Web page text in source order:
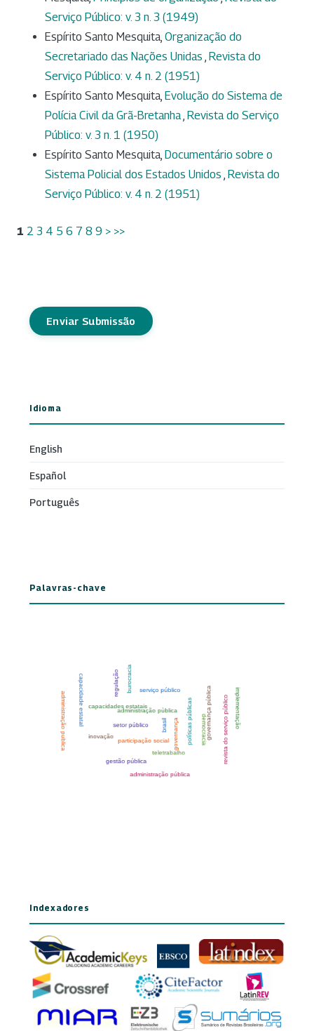
Serviço Público: v. 3 n. 3 (1949)
Espírito Santo Mesquita, Organização do
Secretariado das Nações Unidas Revista do
Serviço Público: v. 4 n. 2 (1951)
Espírito Santo Mesquita, Evolução do Sistema de
Polícia Civil da Grã-Bretanha Revista do Serviço
Público: v. 3 n. 1 (1950)
Espírito Santo Mesquita, Documentário sobre o
Sistema Policial dos Estados Unidos Revista do
Serviço Público: v. 4 n. 2 (1951)
1 2 3 4 5 6 7 8 9 > >>
Enviar Submissão
Idioma
English
Español
Português
Palavras-chave
Indexadores